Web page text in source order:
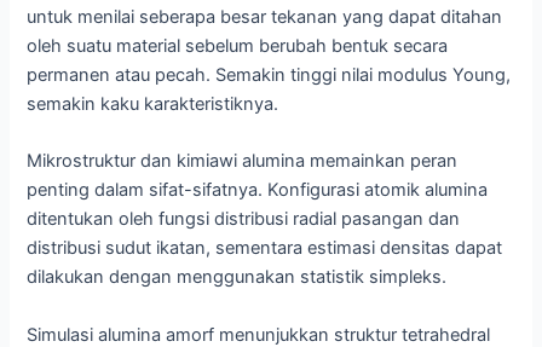
untuk menilai seberapa besar tekanan yang dapat ditahan
oleh suatu material sebelum berubah bentuk secara
permanen atau pecah. Semakin tinggi nilai modulus Young,
semakin kaku karakteristiknya.
Mikrostruktur dan kimiawi alumina memainkan peran
penting dalam sifat-sifatnya. Konfigurasi atomik alumina
ditentukan oleh fungsi distribusi radial pasangan dan
distribusi sudut ikatan, sementara estimasi densitas dapat
dilakukan dengan menggunakan statistik simpleks.
Simulasi alumina amorf menunjukkan struktur tetrahedral